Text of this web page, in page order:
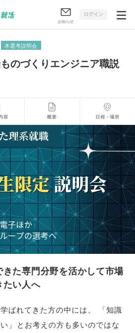
お知らせ
ログイン
本選考説明会
のづくりエンジニア職説
容 概要 日程・場所
た専門分野を活かして市場
たい人へ
ばれてきた方の中には 「知識
」
とお考えの方も多いのではな